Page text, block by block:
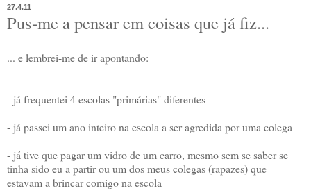
27.4.11
Pus-me a pensar em coisas que já fiz...
... e lembrei-me de ir apontando:
- já frequentei 4 escolas "primárias" diferentes
- já passei um ano inteiro na escola a ser agredida por uma colega
- já tive que pagar um vidro de um carro, mesmo sem se saber se
tinha sido eu a partir ou um dos meus colegas (rapazes) que
estavam a brincar comigo na escola